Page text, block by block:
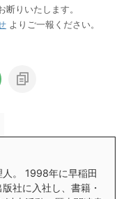
りいたします。
よりご一報ください。
。 1998年に早稲田
社に入社し、書籍・